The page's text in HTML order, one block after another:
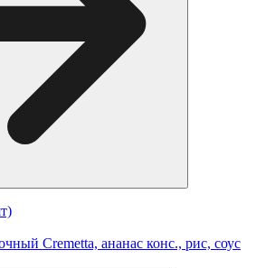
Cremetta, ананас конс., рис, соус